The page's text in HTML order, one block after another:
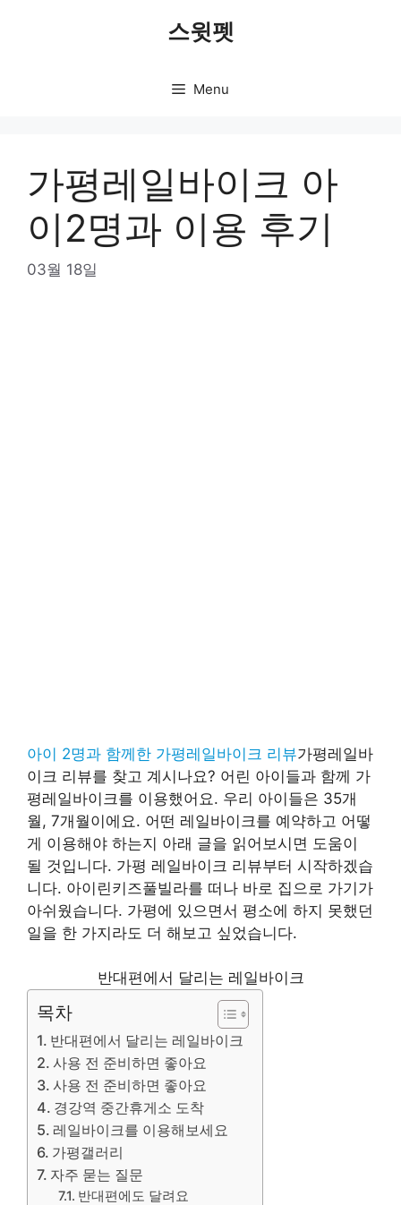
스윗펫
Menu
가평레일바이크 아
이2명과 이용 후기
03월 18일
아이 2명과 함께한 가평레일바이크 리뷰가평레일바
이크 리뷰를 찾고 계시나요? 어린 아이들과 함께 가
평레일바이크를 이용했어요. 우리 아이들은 35개
월, 7개월이에요. 어떤 레일바이크를 예약하고 어떻
게 이용해야 하는지 아래 글을 읽어보시면 도움이
될 것입니다. 가평 레일바이크 리뷰부터 시작하겠습
니다. 아이린키즈풀빌라를 떠나 바로 집으로 가기가
아쉬웠습니다. 가평에 있으면서 평소에 하지 못했던
일을 한 가지라도 더 해보고 싶었습니다.
반대편에서 달리는 레일바이크
목차
반대편에서 달리는 레일바이크
사용 전 준비하면 좋아요
사용 전 준비하면 좋아요
경강역 중간휴게소 도착
레일바이크를 이용해보세요
가평갤러리
자주 묻는 질문
반대편에도 달려요